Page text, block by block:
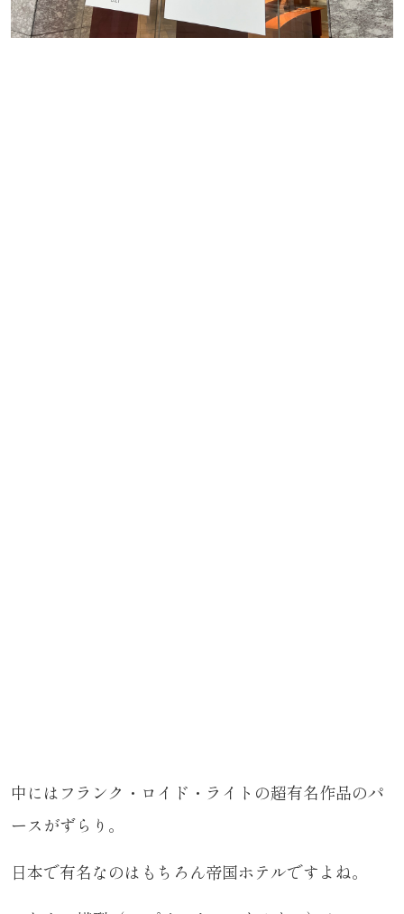
中にはフランク・ロイド・ライトの超有名作品のパ
ースがずらり。
日本で有名なのはもちろん帝国ホテルですよね。